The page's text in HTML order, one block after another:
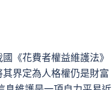
《花費者權益維護法》
界定為人格權仍是財富